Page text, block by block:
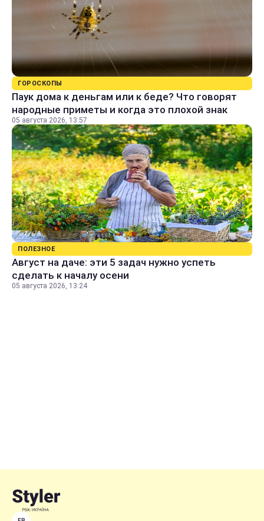
ГОРОСКОПЫ
Паук дома к деньгам или к беде? Что говорят
народные приметы и когда это плохой знак
05 августа 2026, 13:57
ПОЛЕЗНОЕ
Август на даче: эти 5 задач нужно успеть
сделать к началу осени
05 августа 2026, 13:24